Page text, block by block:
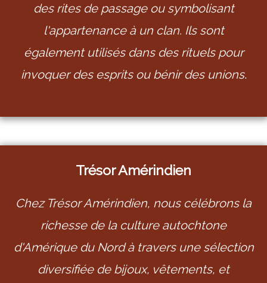
des rites de passage ou symbolisant
l'appartenance à un clan. Ils sont
également utilisés dans des rituels pour
invoquer des esprits ou bénir des unions.
Trésor Amérindien
Chez Trésor Amérindien, nous célébrons la
richesse de la culture autochtone
d'Amérique du Nord à travers une sélection
diversifiée de bijoux, vêtements, et